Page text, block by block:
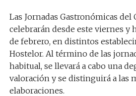
Las Jornadas Gastronómicas del
celebrarán desde este viernes y
de febrero, en distintos
Hostelor. Al término de las
habitual, se llevará a cabo una
valoración y se distinguirá a las
elaboraciones.